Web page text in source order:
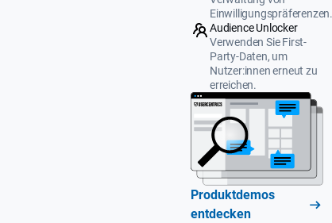
Einwilligungspräferenzen.
Audience Unlocker
Verwenden Sie First-
Party-Daten, um
Nutzer:innen erneut zu
erreichen.
Produktdemos
entdecken